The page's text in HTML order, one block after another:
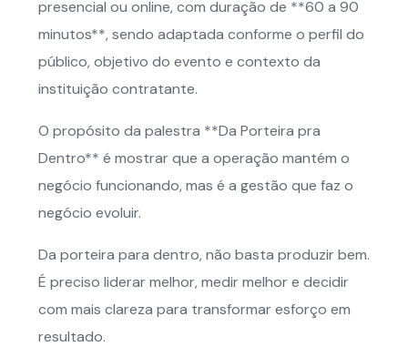
presencial ou online, com duração de **60 a 90
minutos**, sendo adaptada conforme o perfil do
público, objetivo do evento e contexto da
instituição contratante.
O propósito da palestra **Da Porteira pra
Dentro** é mostrar que a operação mantém o
negócio funcionando, mas é a gestão que faz o
negócio evoluir.
Da porteira para dentro, não basta produzir bem.
É preciso liderar melhor, medir melhor e decidir
com mais clareza para transformar esforço em
resultado.